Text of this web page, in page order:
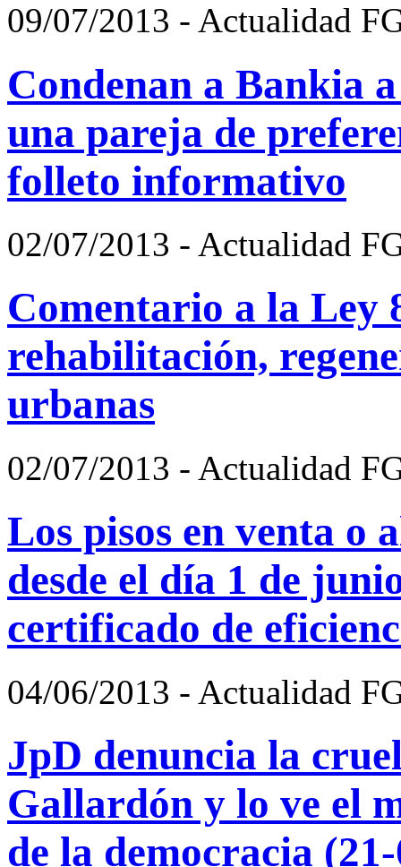
09/07/2013 - Actualidad
Condenan a Bankia
una pareja de
folleto informativo
02/07/2013 - Actualidad
Comentario a la Ley
rehabilitación,
urbanas
02/07/2013 - Actualidad
Los pisos en venta o
desde el día 1 de
certificado de
04/06/2013 - Actualidad
JpD denuncia la
Gallardón y lo ve el
de la democracia